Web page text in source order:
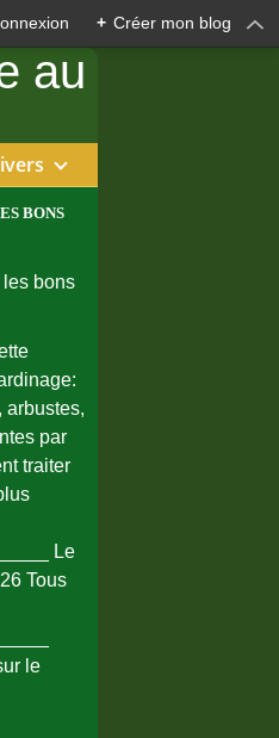
+ Créer mon blog
BONS
arbustes,
par
traiter
Le
Tous
le